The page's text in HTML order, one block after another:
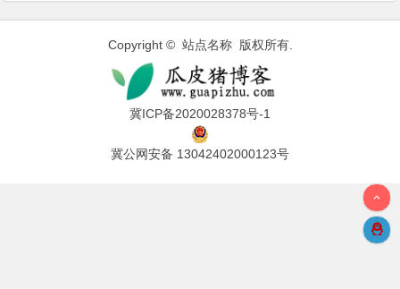
Copyright © 站点名称 版权所有.
冀ICP备2020028378号-1
冀公网安备 13042402000123号